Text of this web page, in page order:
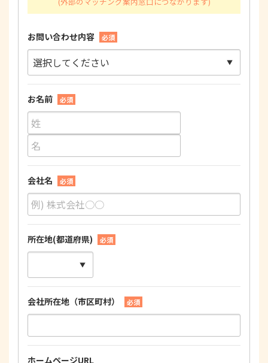
お問い合わせ内容 必須
お名前 必須
会社名 必須
所在地(都道府県) 必須
会社所在地（市区町村） 必須
ホームページURL